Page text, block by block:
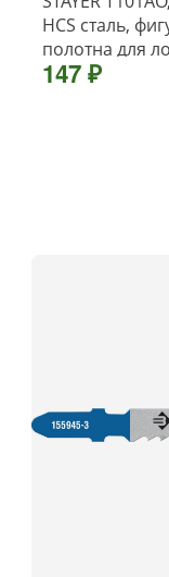
HCS сталь,
полотна для
147 ₽